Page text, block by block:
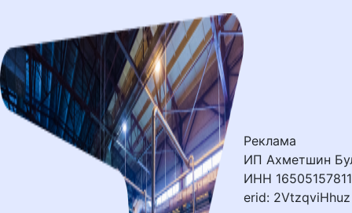
контенту
Реклама
ИП Ахметшин
ИНН
erid: 2VtzqviHhuz